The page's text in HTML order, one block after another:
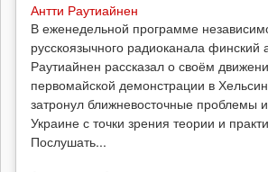
Антти Раутиайнен
В еженедельной программе
русскоязычного радиоканала финский
Раутиайнен рассказал о своём
первомайской демонстрации в
затронул ближневосточные проблемы
Украине с точки зрения теории и
Послушать...